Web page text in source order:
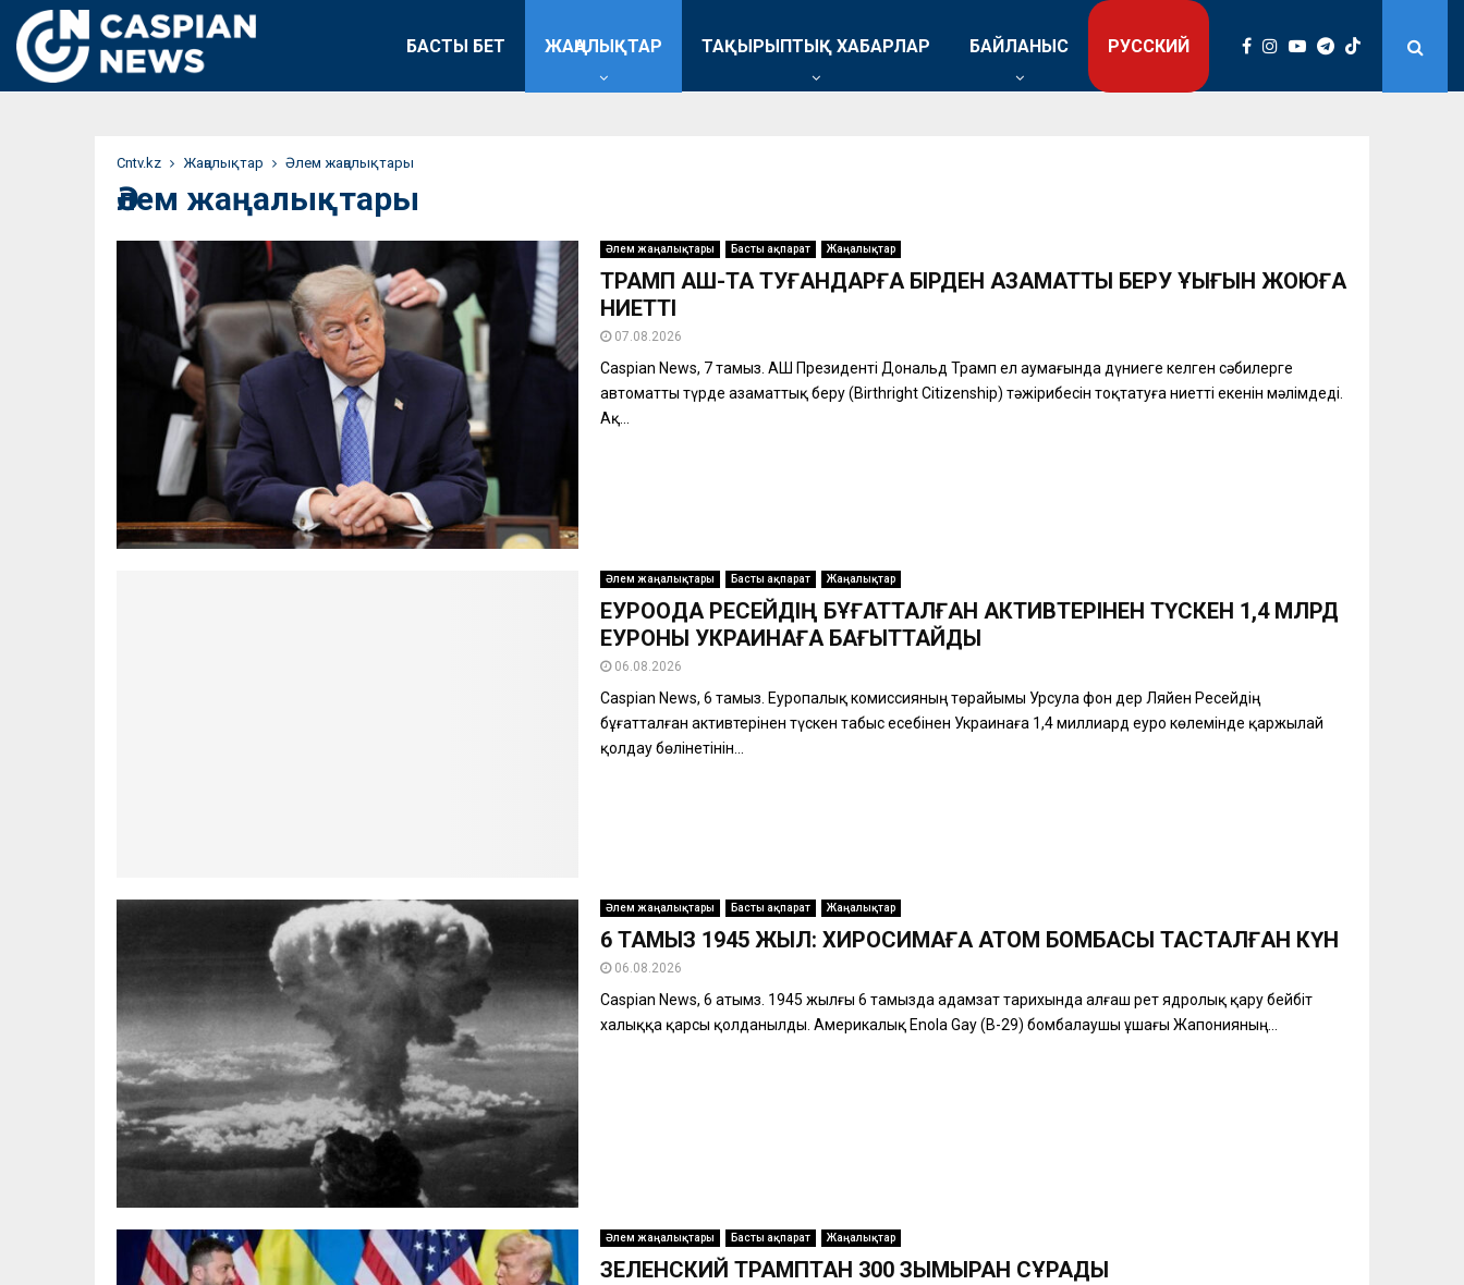
БАСТЫ БЕТ ЖАҢАЛЫҚТАР ТАҚЫРЫПТЫҚ ХАБАРЛАР БАЙЛАНЫС РУССКИЙ
Сntv.kz Жаңалықтар Әлем жаңалықтары
Әлем жаңалықтары
Әлем жаңалықтары Басты ақпарат Жаңалықтар
ТРАМП АҚШ-ТА ТУҒАНДАРҒА БІРДЕН АЗАМАТТЫҚ БЕРУ ҚҰҚЫҒЫН ЖОЮҒА
НИЕТТІ
07.08.2026
Caspian News, 7 тамыз. АҚШ Президенті Дональд Трамп ел аумағында дүниеге келген сәбилерге
автоматты түрде азаматтық беру (Birthright Citizenship) тәжірибесін тоқтатуға ниетті екенін мәлімдеді.
Ақ...
Әлем жаңалықтары Басты ақпарат Жаңалықтар
ЕУРООДАҚ РЕСЕЙДІҢ БҰҒАТТАЛҒАН АКТИВТЕРІНЕН ТҮСКЕН 1,4 МЛРД
ЕУРОНЫ УКРАИНАҒА БАҒЫТТАЙДЫ
06.08.2026
Caspian News, 6 тамыз. Еуропалық комиссияның төрайымы Урсула фон дер Ляйен Ресейдің
бұғатталған активтерінен түскен табыс есебінен Украинаға 1,4 миллиард еуро көлемінде қаржылай
қолдау бөлінетінін...
Әлем жаңалықтары Басты ақпарат Жаңалықтар
6 ТАМЫЗ 1945 ЖЫЛ: ХИРОСИМАҒА АТОМ БОМБАСЫ ТАСТАЛҒАН КҮН
06.08.2026
Caspian News, 6 атымз. 1945 жылғы 6 тамызда адамзат тарихында алғаш рет ядролық қару бейбіт
халыққа қарсы қолданылды. Америкалық Enola Gay (B-29) бомбалаушы ұшағы Жапонияның...
Әлем жаңалықтары Басты ақпарат Жаңалықтар
ЗЕЛЕНСКИЙ ТРАМПТАН 300 ЗЫМЫРАН СҰРАДЫ